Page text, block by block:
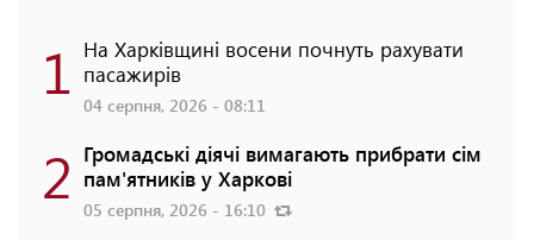
1 На Харківщині восени почнуть рахувати
пасажирів
04 серпня, 2026 - 08:11
2 Громадські діячі вимагають прибрати сім
пам'ятників у Харкові
05 серпня, 2026 - 16:10